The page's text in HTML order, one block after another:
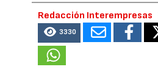
Redacción Interempresas
3330